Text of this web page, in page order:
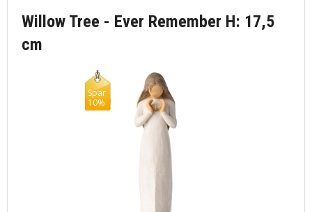
Willow Tree - Ever Remember H: 17,5
cm
Spar
10%